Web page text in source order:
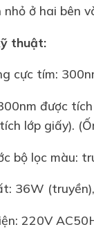
nhỏ ở hai bên
thuật:
cực tím:
được
lớp giấy).
bộ lọc màu:
36W
220V